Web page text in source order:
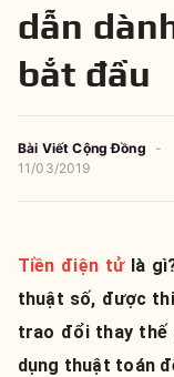
dẫn
bắt đầu
Bài Viết Cộng Đồng
-
11/03/2019
Tiền điện tửlà
thuật số, được
trao đổi thay thế
dụng thuật toán